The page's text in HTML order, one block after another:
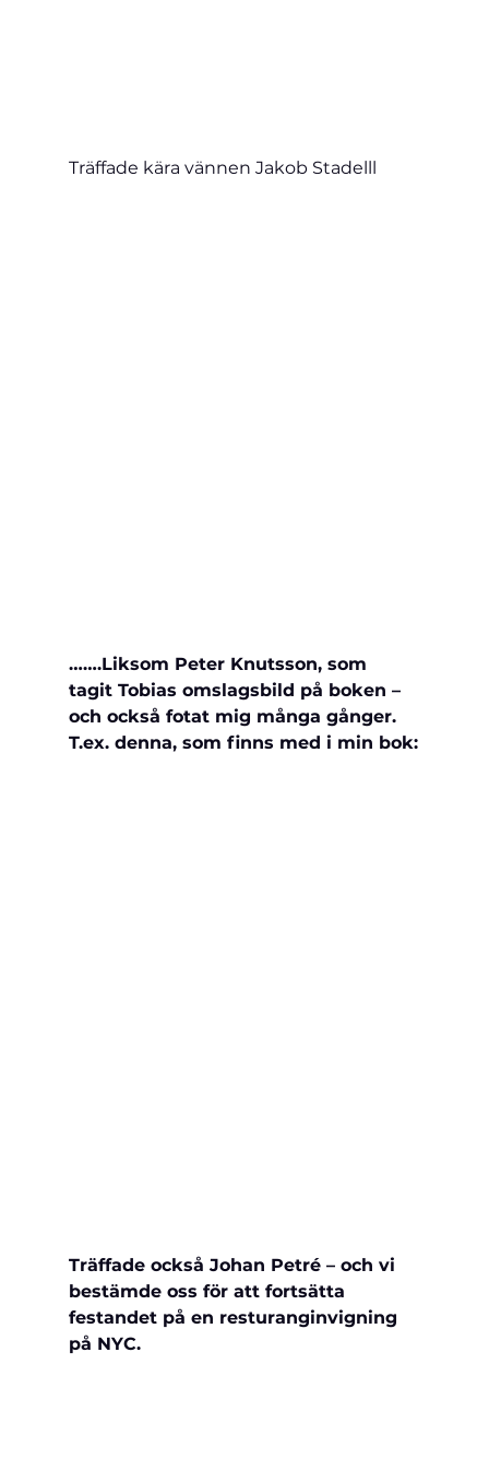
Träffade kära vännen Jakob Stadelll
…….Liksom Peter Knutsson, som
tagit Tobias omslagsbild på boken –
och också fotat mig många gånger.
T.ex. denna, som finns med i min bok:
Träffade också Johan Petré – och vi
bestämde oss för att fortsätta
festandet på en resturanginvigning
på NYC.